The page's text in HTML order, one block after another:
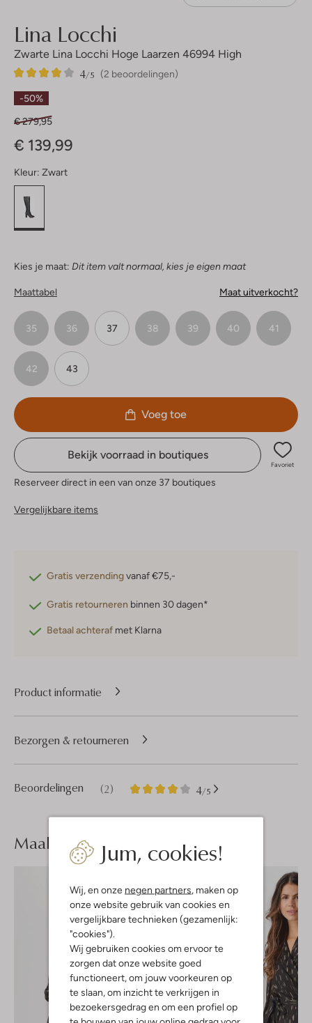
Jum, cookies!
Wij, en onze negen partners, maken op
onze website gebruik van cookies en
vergelijkbare technieken (gezamenlijk:
"cookies").
Wij gebruiken cookies om ervoor te
zorgen dat onze website goed
functioneert, om jouw voorkeuren op
te slaan, om inzicht te verkrijgen in
bezoekersgedrag en om een profiel op
Lina Locchi
Zwarte Lina Locchi Hoge Laarzen 46994 High
(2 beoordelingen)
4/5
2
4
Sterren
-50%
€ 279,95
€ 139,99
Kleur: Zwart
Kies je maat: Dit item valt normaal, kies je eigen maat
Maattabel Maat uitverkocht?
35 36 37 38 39 40 41
42 43
Voeg toe
Bekijk voorraad in boutiques
Favoriet
Reserveer direct in een van onze 37 boutiques
Vergelijkbare items
Gratis verzendingvanaf €75,-
Gratis retourneren binnen 30 dagen*
Betaal achteraf met Klarna
Product informatie
Beoordelingen (2) 4/5
2
4
Bezorgen & retourneren
Maak je look compleet